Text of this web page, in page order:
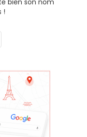
bien son nom
!